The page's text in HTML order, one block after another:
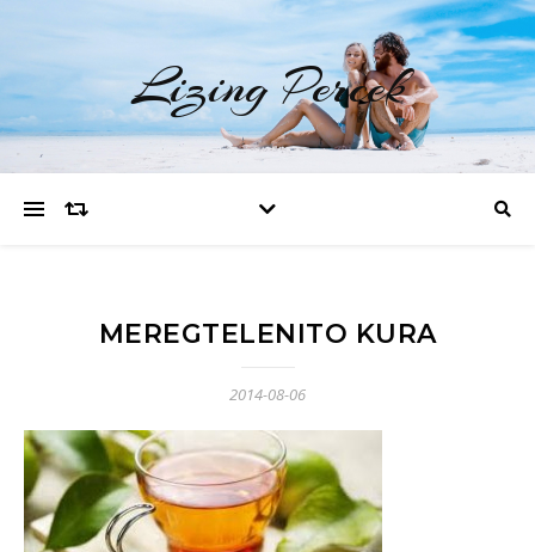
Lizing Percek
MEREGTELENITO KURA
2014-08-06